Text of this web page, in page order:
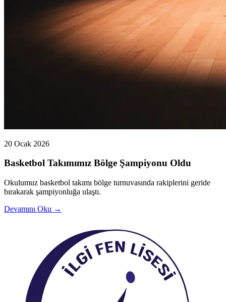
20 Ocak 2026
Basketbol Takımımız Bölge Şampiyonu Oldu
Okulumuz basketbol takımı bölge turnuvasında rakiplerini geride
bırakarak şampiyonluğa ulaştı.
Devamını Oku →